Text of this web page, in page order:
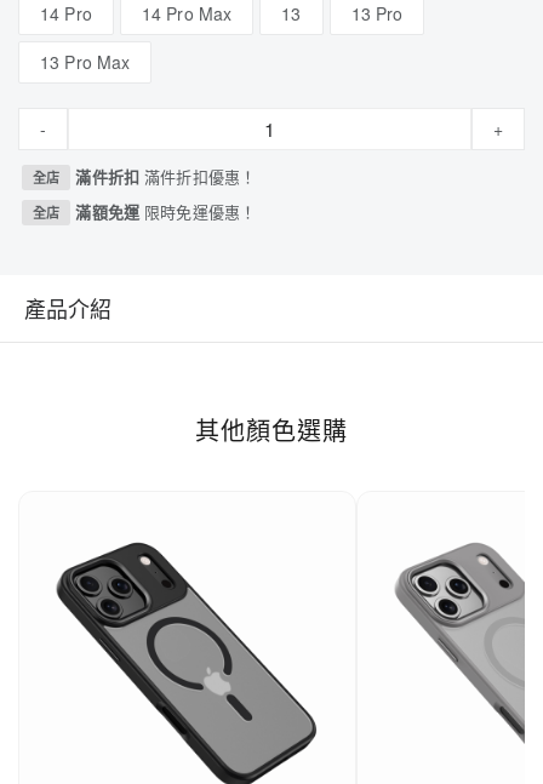
14 Pro
14 Pro Max 13
13 Pro
13 Pro Max
- +
全店 滿件折扣滿件折扣優惠！
全店 滿額免運 限時免運優惠！
產品介紹
其他顏色選購